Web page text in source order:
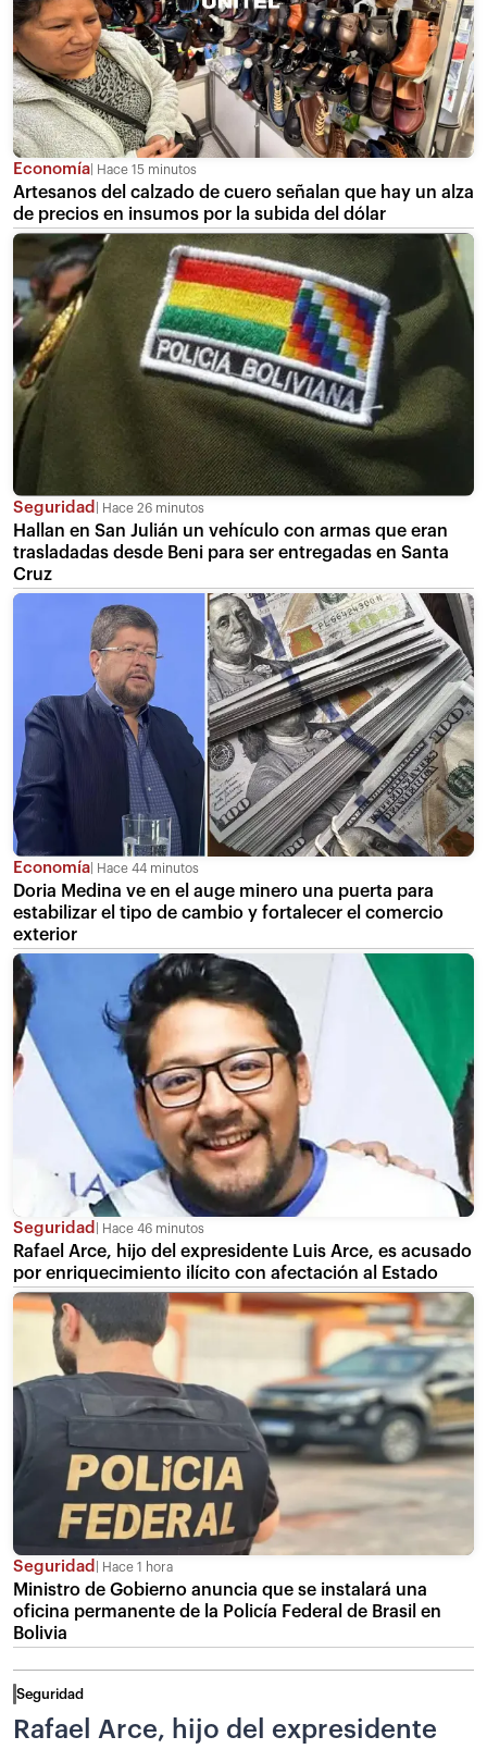
Economía Hace 15 minutos
Artesanos del calzado de cuero señalan que hay un alza
de precios en insumos por la subida del dólar
Seguridad Hace 26 minutos
Hallan en San Julián un vehículo con armas que eran
trasladadas desde Beni para ser entregadas en Santa
Cruz
Economía Hace 44 minutos
Doria Medina ve en el auge minero una puerta para
estabilizar el tipo de cambio y fortalecer el comercio
exterior
Seguridad Hace 46 minutos
Rafael Arce, hijo del expresidente Luis Arce, es acusado
por enriquecimiento ilícito con afectación al Estado
Seguridad Hace 1 hora
Ministro de Gobierno anuncia que se instalará una
oficina permanente de la Policía Federal de Brasil en
Bolivia
Seguridad
Rafael Arce, hijo del expresidente